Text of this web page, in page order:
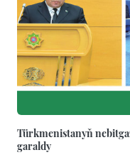
Türkmenistanyň
garaldy